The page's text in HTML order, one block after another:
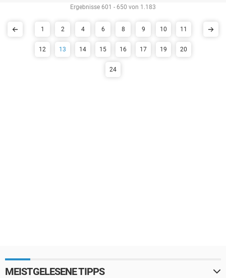
Ergebnisse 601 - 650 von 1.183
1 2 4 6 8 9 10 11
12 13 14 15 16 17 19 20
24
MEISTGELESENE TIPPS